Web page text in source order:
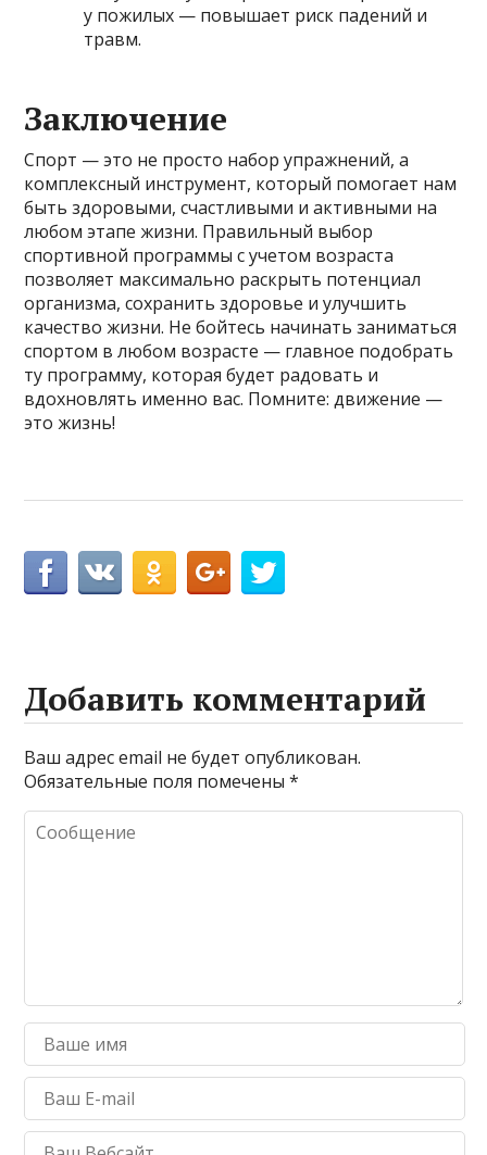
у пожилых — повышает риск падений и
травм.
Заключение
Спорт — это не просто набор упражнений, а
комплексный инструмент, который помогает нам
быть здоровыми, счастливыми и активными на
любом этапе жизни. Правильный выбор
спортивной программы с учетом возраста
позволяет максимально раскрыть потенциал
организма, сохранить здоровье и улучшить
качество жизни. Не бойтесь начинать заниматься
спортом в любом возрасте — главное подобрать
ту программу, которая будет радовать и
вдохновлять именно вас. Помните: движение —
это жизнь!
Добавить комментарий
Ваш адрес email не будет опубликован.
Обязательные поля помечены*